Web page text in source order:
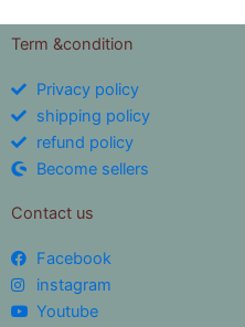
Term &condition
Privacy policy
shipping policy
refund policy
Become sellers
Contact us
Facebook
instagram
Youtube